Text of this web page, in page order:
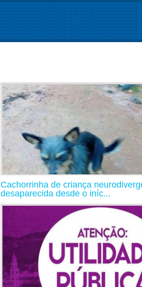
Cachorrinha de criança
desaparecida desde o iníc...